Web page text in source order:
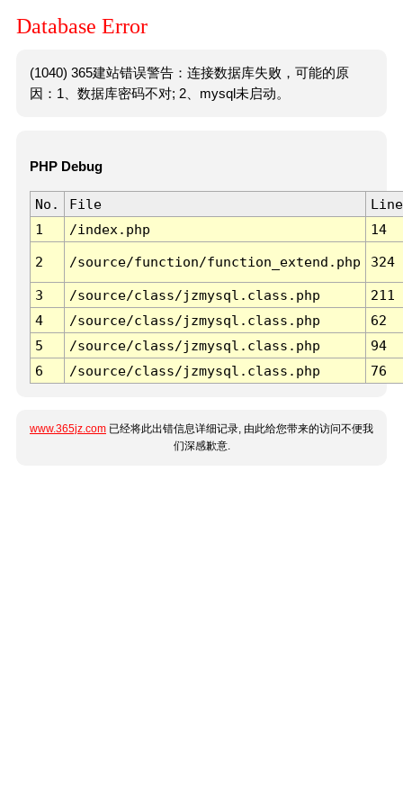
Database Error
(1040) 365建站错误警告：连接数据库失败，可能的原
因：1、数据库密码不对; 2、mysql未启动。
PHP Debug
No. File
Line
1
/index.php 14
2 /source/function/function_extend.php 324
3 /source/class/jzmysql.class.php
211
4
/source/class/jzmysql.class.php
62
5
/source/class/jzmysql.class.php
94
6
/source/class/jzmysql.class.php 76
www.365jz.com 已经将此出错信息详细记录, 由此给您带来的访问不便我
们深感歉意.